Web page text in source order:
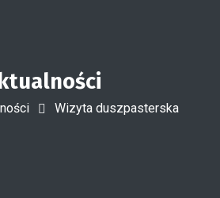
Wizyta duszpasterska